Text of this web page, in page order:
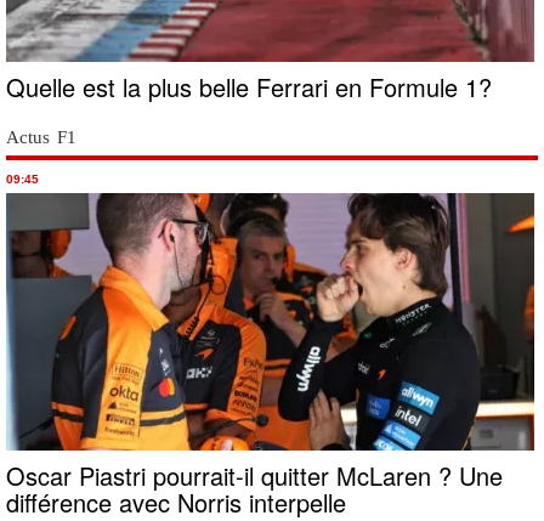
Quelle est la plus belle Ferrari en Formule 1?
Actus F1
09:45
Oscar Piastri pourrait-il quitter McLaren ? Une
différence avec Norris interpelle